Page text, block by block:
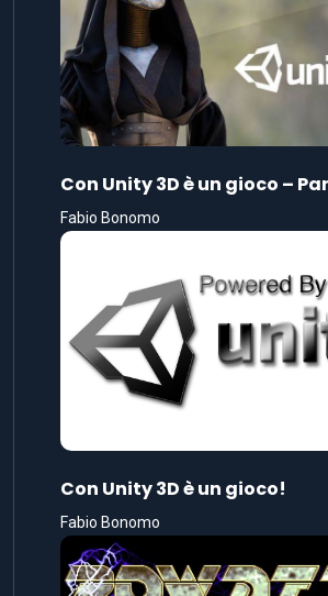
Con Unity 3D è un gioco –
Fabio Bonomo
Con Unity 3D è un gioco!
Fabio Bonomo